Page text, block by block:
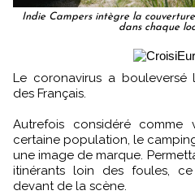
Indie Campers intègre la
dans chaque
Le coronavirus a bouleversé les habitudes de voyages
des Français.
Autrefois considéré
certaine population, le
une image de marque.
itinérants loin des foules,
devant de la scène.